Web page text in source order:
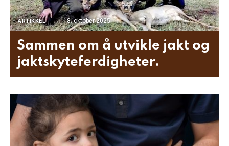
ARTIKKEL 18. oktober 2025
Sammen om å utvikle jakt og
jaktskyteferdigheter.